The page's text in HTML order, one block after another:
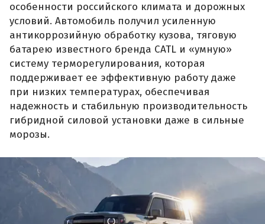
особенности российского климата и дорожных
условий. Автомобиль получил усиленную
антикоррозийную обработку кузова, тяговую
батарею известного бренда CATL и «умную»
систему терморегулирования, которая
поддерживает ее эффективную работу даже
при низких температурах, обеспечивая
надежность и стабильную производительность
гибридной силовой установки даже в сильные
морозы.